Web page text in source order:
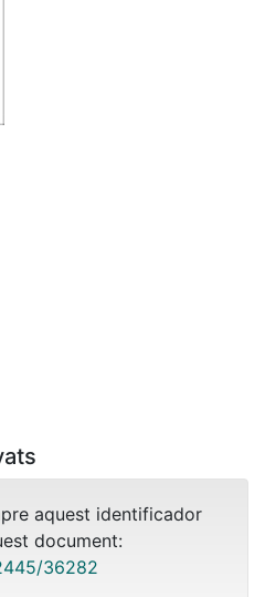
aquest identificador
document:
36282